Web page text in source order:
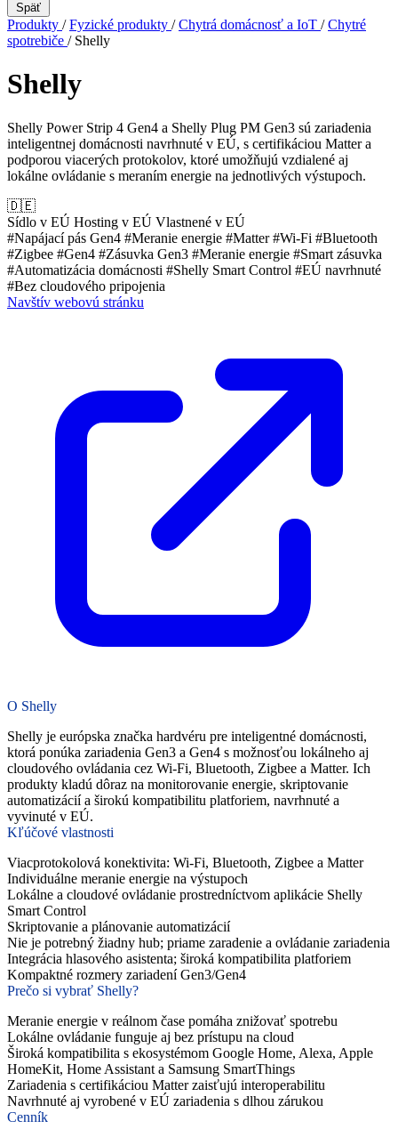
Späť
Produkty / Fyzické produkty / Chytrá domácnosť a IoT / Chytré
spotrebiče / Shelly
Shelly
Shelly Power Strip 4 Gen4 a Shelly Plug PM Gen3 sú zariadenia
inteligentnej domácnosti navrhnuté v EÚ, s certifikáciou Matter a
podporou viacerých protokolov, ktoré umožňujú vzdialené aj
lokálne ovládanie s meraním energie na jednotlivých výstupoch.
🇩🇪
Sídlo v EÚ Hosting v EÚ Vlastnené v EÚ
#Napájací pás Gen4 #Meranie energie #Matter#Wi‑Fi #Bluetooth
#Zigbee #Gen4 #Zásuvka Gen3 #Meranie energie #Smart zásuvka
#Automatizácia domácnosti #Shelly Smart Control #EÚ navrhnuté
#Bez cloudového pripojenia
Navštív webovú stránku
O Shelly
Shelly je európska značka hardvéru pre inteligentné domácnosti,
ktorá ponúka zariadenia Gen3 a Gen4 s možnosťou lokálneho aj
cloudového ovládania cez Wi‑Fi, Bluetooth, Zigbee a Matter. Ich
produkty kladú dôraz na monitorovanie energie, skriptovanie
automatizácií a širokú kompatibilitu platforiem, navrhnuté a
vyvinuté v EÚ.
Kľúčové vlastnosti
Viacprotokolová konektivita: Wi‑Fi, Bluetooth, Zigbee a Matter
Individuálne meranie energie na výstupoch
Lokálne a cloudové ovládanie prostredníctvom aplikácie Shelly
Smart Control
Skriptovanie a plánovanie automatizácií
Nie je potrebný žiadny hub; priame zaradenie a ovládanie zariadenia
Integrácia hlasového asistenta; široká kompatibilita platforiem
Kompaktné rozmery zariadení Gen3/Gen4
Prečo si vybrať Shelly?
Meranie energie v reálnom čase pomáha znižovať spotrebu
Lokálne ovládanie funguje aj bez prístupu na cloud
Široká kompatibilita s ekosystémom Google Home, Alexa, Apple
HomeKit, Home Assistant a Samsung SmartThings
Zariadenia s certifikáciou Matter zaisťujú interoperabilitu
Navrhnuté aj vyrobené v EÚ zariadenia s dlhou zárukou
Cenník